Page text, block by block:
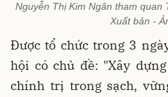
Nguyễn Thị Kim Ngân tham quan
Xuất bản -
Được tổ chức trong 3
hội có chủ đề: "Xây
chính trị trong sạch,